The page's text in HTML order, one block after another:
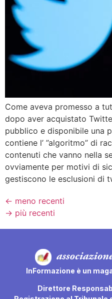
Come aveva promesso a
dopo aver acquistato
pubblico e disponibile una
contiene l’ ”algoritmo” di
contenuti che vanno nella
ovviamente per motivi di
gestiscono le esclusioni di
← meno recenti
→ più recenti
InFormazione è un
Direttore